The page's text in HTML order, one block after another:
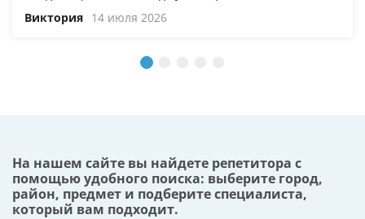
Виктория 14 июля 2026
На нашем сайте вы найдете репетитора с
помощью удобного поиска: выберите город,
район, предмет и подберите специалиста,
который вам подходит.